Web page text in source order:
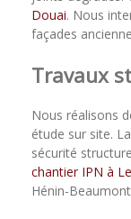
Douai. Nous
façades
Travaux
Nous réalisons
étude sur site. La
sécurité
chantier IPN à
Hénin-